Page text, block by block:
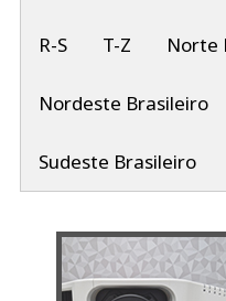
R-S T-Z Norte
Nordeste Brasileiro
Sudeste Brasileiro